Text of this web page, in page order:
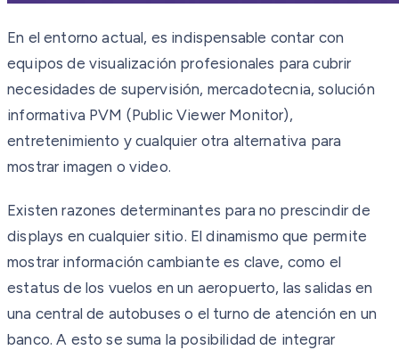
En el entorno actual, es indispensable contar con
equipos de visualización profesionales para cubrir
necesidades de supervisión, mercadotecnia, solución
informativa PVM (Public Viewer Monitor),
entretenimiento y cualquier otra alternativa para
mostrar imagen o video.
Existen razones determinantes para no prescindir de
displays en cualquier sitio. El dinamismo que permite
mostrar información cambiante es clave, como el
estatus de los vuelos en un aeropuerto, las salidas en
una central de autobuses o el turno de atención en un
banco. A esto se suma la posibilidad de integrar